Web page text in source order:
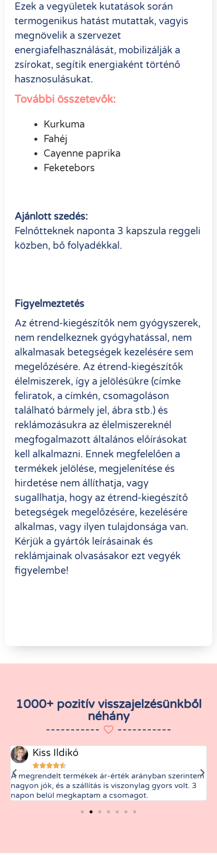
Ezek a vegyületek kutatások során
termogenikus hatást mutattak, vagyis
megnövelik a szervezet
energiafelhasználását, mobilizálják a
zsírokat, segítik energiaként történő
hasznosulásukat.
További összetevők:
Kurkuma
Fahéj
Cayenne paprika
Feketebors
Ajánlott szedés:
Felnőtteknek naponta 3 kapszula reggeli
közben, bő folyadékkal.
Figyelmeztetés
Az étrend-kiegészítők nem gyógyszerek,
nem rendelkeznek gyógyhatással, nem
alkalmasak betegségek kezelésére sem
megelőzésére. Az étrend-kiegészítők
élelmiszerek, így a jelölésükre (címke
feliratok, a címkén, csomagoláson
található bármely jel, ábra stb.) és
reklámozásukra az élelmiszereknél
megfogalmazott általános előírásokat
kell alkalmazni. Ennek megfelelően a
termékek jelölése, megjelenítése és
hirdetése nem állíthatja, vagy
sugallhatja, hogy az étrend-kiegészítő
betegségek megelőzésére, kezelésére
alkalmas, vagy ilyen tulajdonsága van.
Kérjük a gyártók leírásainak és
reklámjainak olvasásakor ezt vegyék
figyelembe!
1000+ pozitív visszajelzésünkből
néhány
Kiss Ildikó

A megrendelt termékek ár-érték arányban szerintem
nagyon jók, és a szállítás is viszonylag gyors volt. 3
napon belül megkaptam a csomagot.